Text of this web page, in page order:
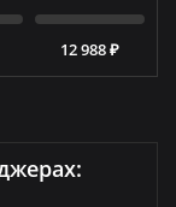
12 988 ₽